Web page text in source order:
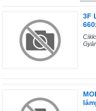
3F